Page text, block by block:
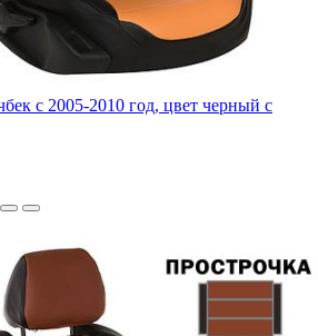
с 2005-2010 год, цвет черный с